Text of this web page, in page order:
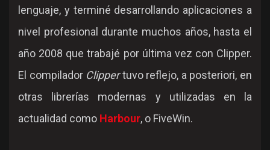
lenguaje, y terminé desarrollando aplicaciones a
nivel profesional durante muchos años, hasta el
año 2008 que trabajé por última vez con Clipper.
El compilador Clippertuvo reflejo, a posteriori, en
otras librerías modernas y utilizadas en la
actualidad como Harbour, o FiveWin.